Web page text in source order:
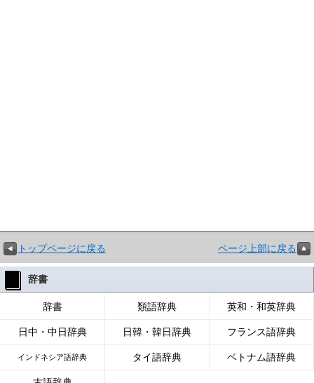
トップページに戻る ページ上部に戻る
辞書
辞書 類語辞典 英和・和英辞典
日中・中日辞典 日韓・韓日辞典 フランス語辞典
インドネシア語辞典 タイ語辞典 ベトナム語辞典